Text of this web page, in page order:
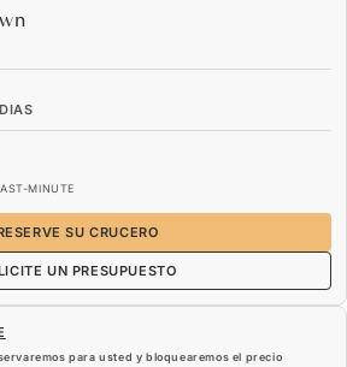
MINUTE
SU CRUCERO
UN PRESUPUESTO
para usted y bloquearemos el precio